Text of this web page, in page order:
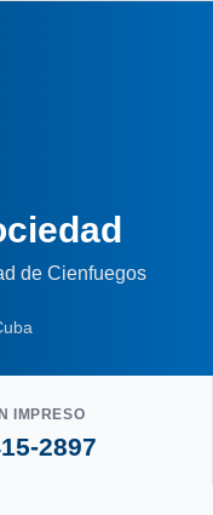
de Cienfuegos
IMPRESO
2897